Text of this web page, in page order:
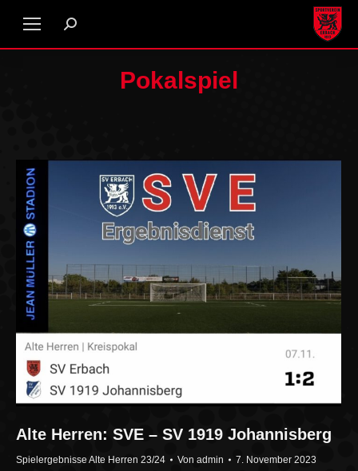
Pokalspiel
Alte Herren: SVE – SV 1919 Johannisberg
Spielergebnisse Alte Herren 23/24 Von admin 7. November 2023